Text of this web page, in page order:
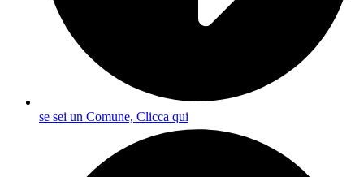
se sei un Comune, Clicca qui